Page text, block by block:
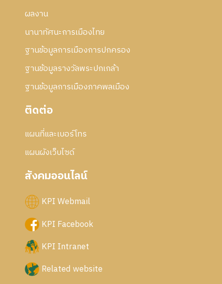
ผลงาน
นานาทัศนะการเมืองไทย
ฐานข้อมูลการเมืองการปกครอง
ฐานข้อมูลรางวัลพระปกเกล้า
ฐานข้อมูลการเมืองภาคพลเมือง
ติดต่อ
แผนที่และเบอร์โทร
แผนผังเว็บไซด์
สังคมออนไลน์
KPI Webmail
KPI Facebook
KPI Intranet
Related website